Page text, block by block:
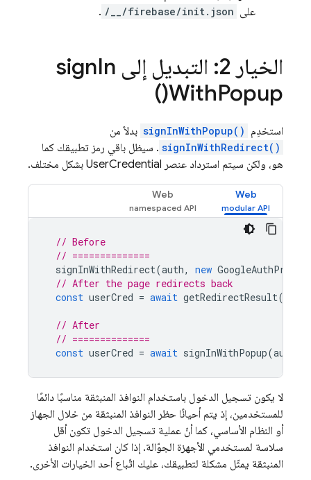
على /__/firebase/init.json
.
الخيار 2: التبديل إلى signIn
WithPopup(
)
استخدِم signInWithPopup() بدلاً من
signInWithRedirect() . سيظل باقي رمز تطبيقك كما
هو، ولكن سيتم استرداد عنصر UserCredential بشكل مختلف.
Web
Web
// Before
// ==============
signInWithRedirect(auth, new
// After the page redirects back
const userCred = await getRedirectResult(
// After
// ==============
const userCred = await signInWithPopup(auth
لا يكون تسجيل الدخول باستخدام النوافذ المنبثقة مناسبًا دائمًا
للمستخدمين، إذ يتم أحيانًا حظر النوافذ المنبثقة من خلال الجهاز
أو النظام الأساسي، كما أنّ عملية تسجيل الدخول تكون أقل
سلاسة لمستخدمي الأجهزة الجوّالة. إذا كان استخدام النوافذ
المنبثقة يمثّل مشكلة لتطبيقك، عليك اتّباع أحد الخيارات الأخرى.